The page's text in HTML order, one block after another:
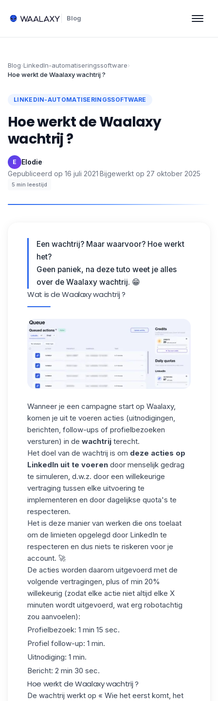
Blog
Blog›LinkedIn-automatiseringssoftware›
Hoe werkt de Waalaxy wachtrij ?
LINKEDIN-AUTOMATISERINGSSOFTWARE
Hoe werkt de Waalaxy
wachtrij ?
E Elodie·
Gepubliceerd op 16 juli 2021·Bijgewerkt op 27 oktober 2025·
5 min leestijd
Een wachtrij? Maar waarvoor? Hoe werkt
het?
Geen paniek, na deze tuto weet je alles
over de Waalaxy wachtrij. 😁
Wat is de Waalaxy wachtrij ?
Wanneer je een campagne start op Waalaxy,
komen je uit te voeren acties (uitnodigingen,
berichten, follow-ups of profielbezoeken
versturen) in de wachtrij terecht.
Het doel van de wachtrij is om deze acties op
LinkedIn uit te voeren door menselijk gedrag
te simuleren, d.w.z. door een willekeurige
vertraging tussen elke uitvoering te
implementeren en door dagelijkse quota's te
respecteren.
Het is deze manier van werken die ons toelaat
om de limieten opgelegd door LinkedIn te
respecteren en dus niets te riskeren voor je
account. 🚀
De acties worden daarom uitgevoerd met de
volgende vertragingen, plus of min 20%
willekeurig (zodat elke actie niet altijd elke X
minuten wordt uitgevoerd, wat erg robotachtig
zou aanvoelen):
Profielbezoek: 1 min 15 sec.
Profiel follow-up: 1 min.
Uitnodiging: 1 min.
Bericht: 2 min 30 sec.
Hoe werkt de Waalaxy wachtrij ?
De wachtrij werkt op « Wie het eerst komt, het